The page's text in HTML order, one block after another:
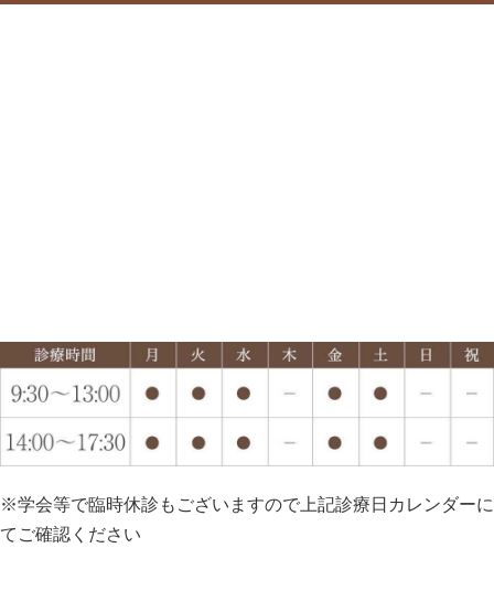
※学会等で臨時休診もございますので上記診療日カレンダーに
てご確認ください